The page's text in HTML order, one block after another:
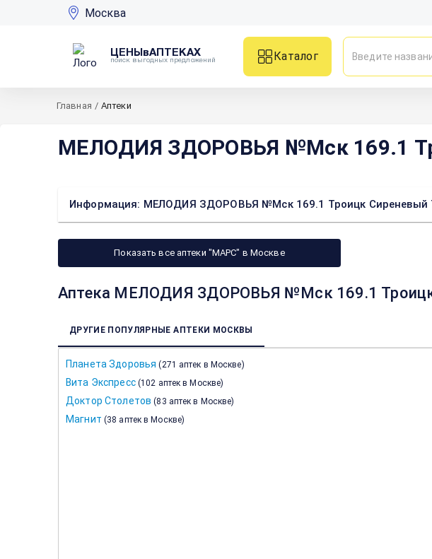
Москва
ЦЕНЫвАПТЕКАХ
поиск выгодных предложений
Каталог
Главная / Аптеки
МЕЛОДИЯ ЗДОРОВЬЯ №Мск 169.1
Информация: МЕЛОДИЯ ЗДОРОВЬЯ №Мск 169.1 Троицк Сиреневый
Показать все аптеки "МАРС" в Москве
Аптека МЕЛОДИЯ ЗДОРОВЬЯ №Мск 169.1 Троицк
ДРУГИЕ ПОПУЛЯРНЫЕ АПТЕКИ МОСКВЫ
Планета Здоровья (271 аптек в Москве)
Вита Экспресс (102 аптек в Москве)
Доктор Столетов (83 аптек в Москве)
Магнит (38 аптек в Москве)